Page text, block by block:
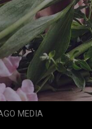
MEDIA